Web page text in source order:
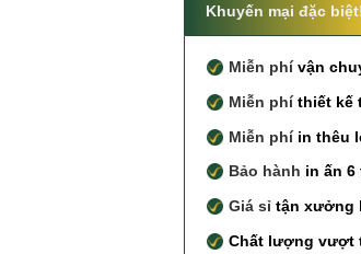
Khuyến mại đặc
Miễn phívận
Miễn phíthiết kế
Miễn phíin thêu
Bảo hành in ấn 6
Giá sỉ tận xưởng
Chất lượng vượt